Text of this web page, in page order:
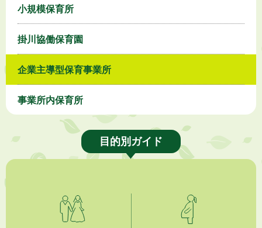
小規模保育所
掛川協働保育園
企業主導型保育事業所
事業所内保育所
目的別ガイド